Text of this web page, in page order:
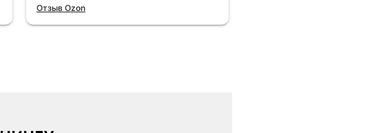
Отзыв Ozon